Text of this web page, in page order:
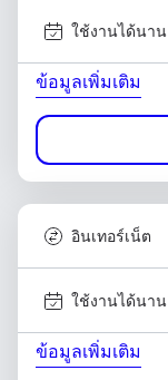
ใช้งานได้นาน
ข้อมูลเพิ่มเติม
อินเทอร์เน็ต
ใช้งานได้นาน
ข้อมูลเพิ่มเติม